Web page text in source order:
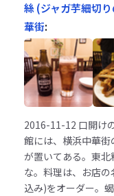
絲 (ジャガ芋細切
華街:
2016-11-12 口開け
館には、横浜中華街
が置いてある。東
な。料理は、お店
込み)をオーダー。